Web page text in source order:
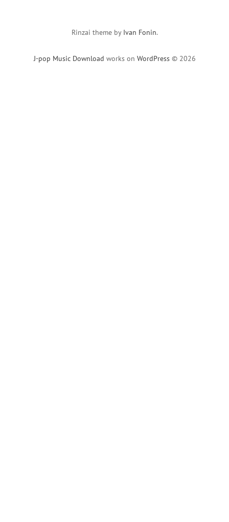
J-pop Music Download works on WordPress © 2026
Rinzai theme by Ivan Fonin.